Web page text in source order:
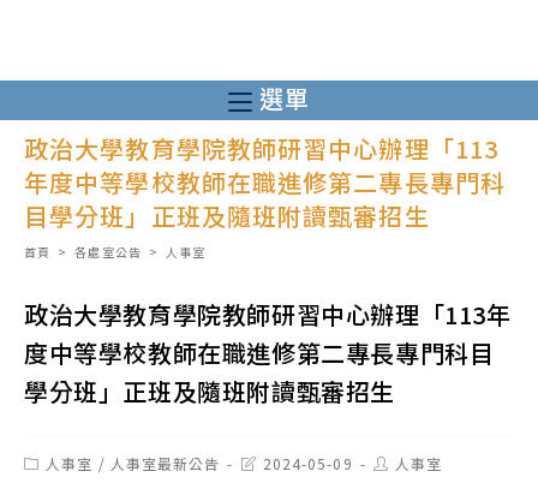
至
主
要
內
選單
政治大學教育學院教師研習中心辦理「113
年度中等學校教師在職進修第二專長專門科
目學分班」正班及隨班附讀甄審招生
首頁 > 各處室公告 > 人事室
政治大學教育學院教師研習中心辦理「113年
度中等學校教師在職進修第二專長專門科目
學分班」正班及隨班附讀甄審招生
Post人事室 / 人事室最新公告
Post2024-05-09
Post人事室